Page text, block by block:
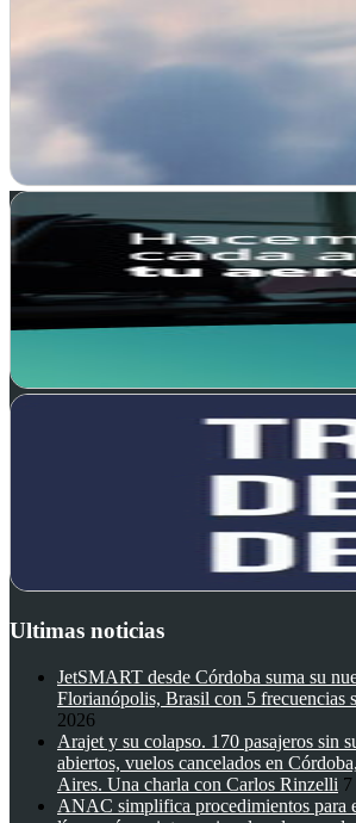
Ultimas noticias
JetSMART desde Córdoba suma su
Florianópolis, Brasil con 5 frecuencias
2026
Arajet y su colapso. 170 pasajeros sin
abiertos, vuelos cancelados en
Aires. Una charla con Carlos Rinzelli
ANAC simplifica procedimientos para